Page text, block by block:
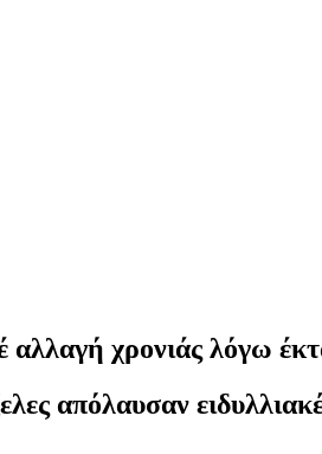
αλλαγή χρονιάς λόγω
απόλαυσαν